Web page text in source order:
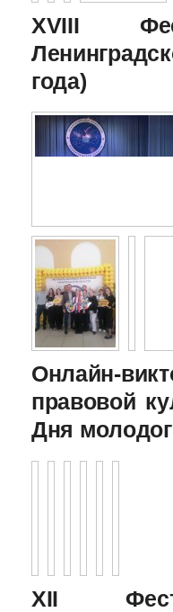
XVIII
года)
Онлайн-
правовой
Дня
XII